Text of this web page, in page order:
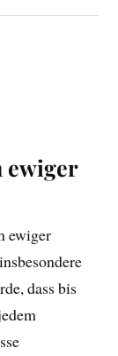
ewiger
ewiger
dass bis